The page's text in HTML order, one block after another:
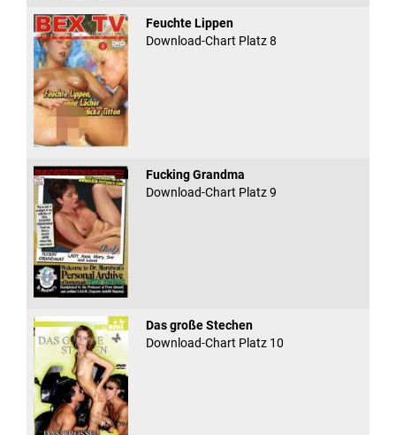
Feuchte Lippen
Download-Chart Platz 8
Fucking Grandma
Download-Chart Platz 9
Das große Stechen
Download-Chart Platz 10